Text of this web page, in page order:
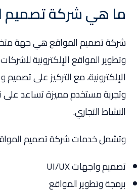
ما هي شركة تصميم
شركة تصميم المواقع هي جهة
وتطوير المواقع الإلكترونية للشركات
الإلكترونية، مع التركيز على تصميم
وتجربة مستخدم مميزة تساعد
النشاط التجاري.
وتشمل خدمات شركة تصميم
تصميم واجهات UI/UX
برمجة وتطوير المواقع